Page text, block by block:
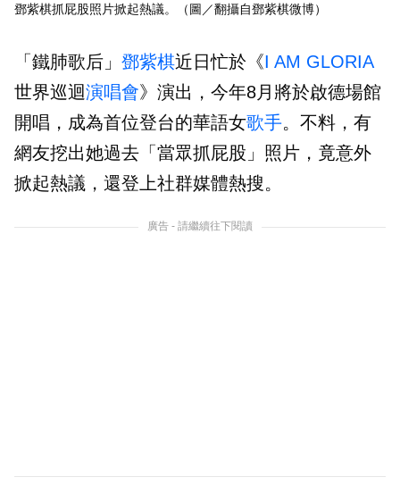
鄧紫棋抓屁股照片掀起熱議。（圖／翻攝自鄧紫棋微博）
「鐵肺歌后」 鄧紫棋近日忙於《I AM GLORIA
世界巡迴演唱會》演出，今年8月將於啟德場館
開唱，成為首位登台的華語女歌手。不料，有
網友挖出她過去「當眾抓屁股」照片，竟意外
掀起熱議，還登上社群媒體熱搜。
廣告 - 請繼續往下閱讀